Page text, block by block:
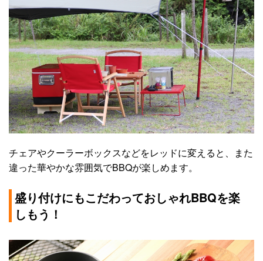
チェアやクーラーボックスなどをレッドに変えると、また
違った華やかな雰囲気でBBQが楽しめます。
盛り付けにもこだわっておしゃれBBQを楽
しもう！